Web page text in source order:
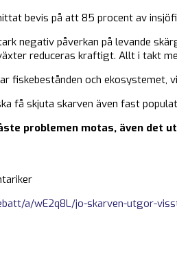
bevis på att 85 procent av
negativ påverkan på levande
reduceras kraftigt. Allt i takt
fiskebestånden och ekosystemet,
få skjuta skarven även fast
problemen motas, även det
a/wE2q8L/jo-skarven-utgor-